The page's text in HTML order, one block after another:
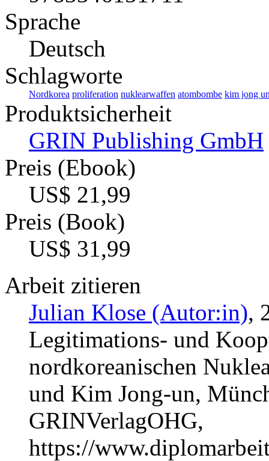
Sprache
Deutsch
Schlagworte
Nordkorea proliferation nuklearwaffen atombombe kim jong
Produktsicherheit
GRIN Publishing GmbH
Preis (Ebook)
US$ 21,99
Preis (Book)
US$ 31,99
Arbeit zitieren
Julian Klose (Autor:in),
Legitimations- und
nordkoreanischen
und Kim Jong-un,
GRINVerlagOHG,
https://